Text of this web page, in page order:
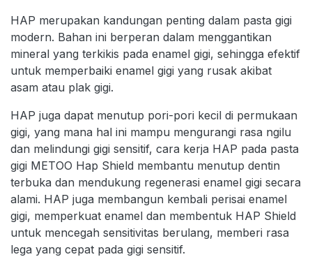
HAP merupakan kandungan penting dalam pasta gigi
modern. Bahan ini berperan dalam menggantikan
mineral yang terkikis pada enamel gigi, sehingga efektif
untuk memperbaiki enamel gigi yang rusak akibat
asam atau plak gigi.
HAP juga dapat menutup pori-pori kecil di permukaan
gigi, yang mana hal ini mampu mengurangi rasa ngilu
dan melindungi gigi sensitif, cara kerja HAP pada pasta
gigi METOO Hap Shield membantu menutup dentin
terbuka dan mendukung regenerasi enamel gigi secara
alami. HAP juga membangun kembali perisai enamel
gigi, memperkuat enamel dan membentuk HAP Shield
untuk mencegah sensitivitas berulang, memberi rasa
lega yang cepat pada gigi sensitif.